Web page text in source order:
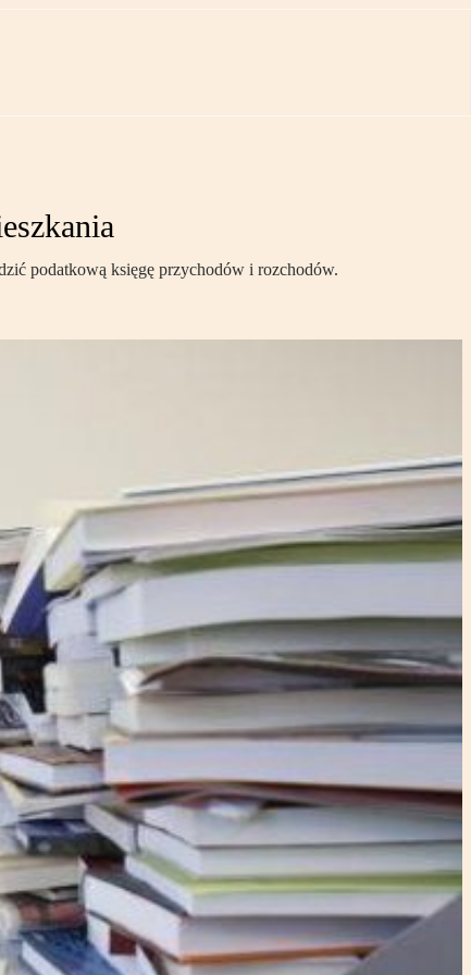
podatkową księgę przychodów i rozchodów.